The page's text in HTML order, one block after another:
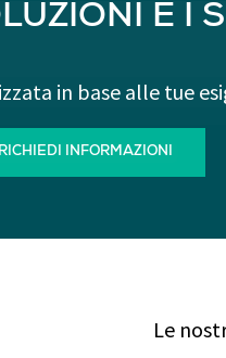
E I
in base alle tue
RICHIEDI INFORMAZIONI
Le